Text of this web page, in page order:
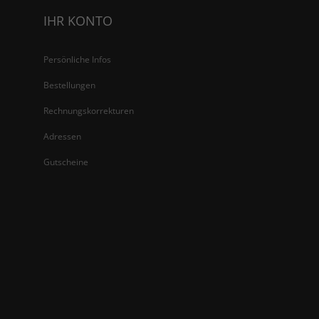
IHR KONTO
Persönliche Infos
Bestellungen
Rechnungskorrekturen
Adressen
Gutscheine